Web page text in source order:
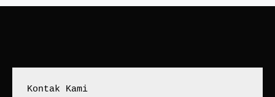
Kontak Kami